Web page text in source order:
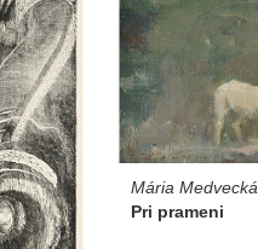
Mária Medvecká
Pri prameni